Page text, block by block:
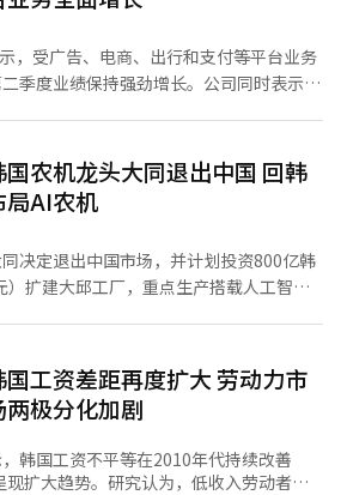
不足，是推动老年人继续工作的主要原
出职业生涯中任职时间最长的“主要工作
，比韩国
，受广告、电商、出行和支付等平台业务
季度业绩保持强劲增长。公司同时表示，
长9.4%；营业利润2770亿韩元，同比增
利润均创历史单季度最高纪录。 从业务
营业收入1.2303万亿韩元，同比增长
务营业收入6432亿韩元，同比增长
入增长14%，受金融行业广
国农机龙头大同退出中国 回韩
局AI农机
决定退出中国市场，并计划投资800亿韩
）扩建大邱工厂，重点生产搭载人工智能
主要生产基地的企业，将核心业务重新迁
行业首位。据公司数据，去年销售额为
。 大同自2010年起在中国
国工资差距再度扩大 劳动力市
两极分化加剧
韩国工资不平等在2010年代持续改善
扩大趋势。研究认为，低收入劳动者工